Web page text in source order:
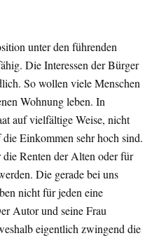
unter den führenden
Die Interessen der Bürger
So wollen viele Menschen
Wohnung leben. In
auf vielfältige Weise, nicht
Einkommen sehr hoch sind.
Renten der Alten oder für
Die gerade bei uns
nicht für jeden eine
Autor und seine Frau
eigentlich zwingend die